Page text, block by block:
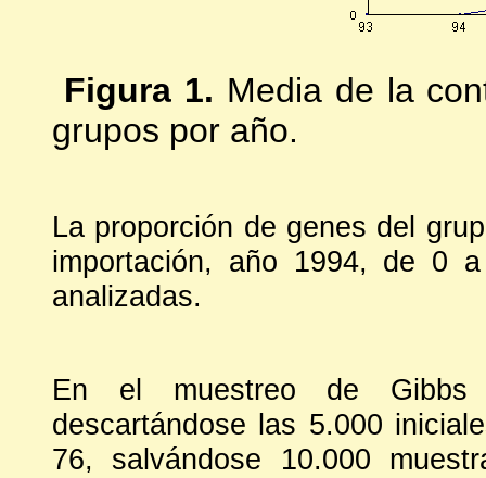
Figura 1. Media de la
grupos por año.
La proporción de genes del
importación, año 1994, de 0
analizadas.
En el muestreo de Gibbs
descartándose las 5.000
76, salvándose 10.000